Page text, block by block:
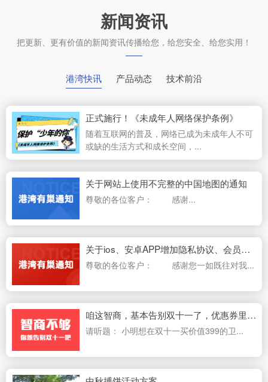
新闻资讯
把更新、更有价值的新闻资讯传播给您，给您安全、给您实用！
港湾快讯 产品动态 技术前沿
正式施行！《未成年人网络保护条例》
随着互联网的普及，网络已成为未成年人不可
或缺的生活方式和成长空间，...
关于网站上使用不完整的中国地图的通知
尊敬的各位客户： 感谢...
关于ios、安卓APP增加隐私协议、会员注销功能的通知
尊敬的各位客户： 感谢您一如既往对我...
咱这智商，基本告别双十一了，优惠券里的坑有多少?
请听题： 小明想在双十一买价值399的卫...